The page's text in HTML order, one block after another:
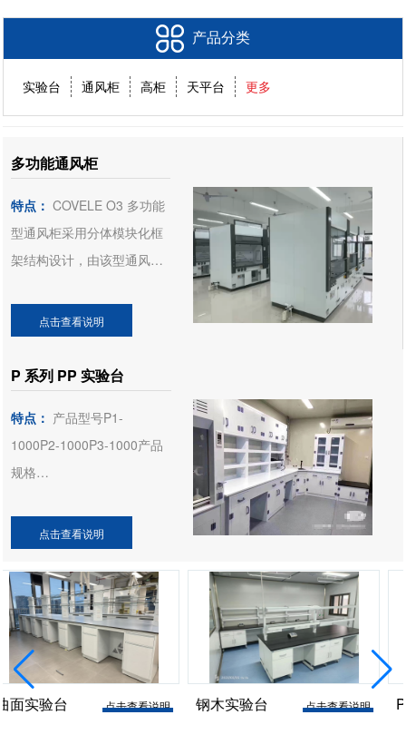
产品分类
实验台 通风柜 高柜 天平台 更多
多功能通风柜
特点： COVELE O3 多功能
型通风柜采用分体模块化框
架结构设计，由该型通风柜
风、防爆通风柜、智能通风
柜、双风幕智能补风型通风
柜等，同时可根据不同需求
选择相应的前框架、面板、
内衬板、台面、控制系统、
下柜来满足各类实验室要
求。视窗采用模具成型合金
极停留的同时可增配左右玻
行、下降无极调速，移动门
上行下降无噪音，并设有防
夹手功能保护实验人员安
全。前立柱预留有通道方便
安装水、电、气路管道，内
点击查看说明
P 系列 PP 实验台
特点： 产品型号P1-
1000P2-1000P3-1000产品
规格
1000L*750W*800H1000L*750W*800H1000L*750W*800H
柜型选择落地柜落地柜落地
柜柜体材质8mm 实厚 PP 板
材8mm 实厚 PP 板材8mm
实厚 PP 板材柜体结构拆装
式整体焊接式整体焊接式柜
门拉手PP 拉手PP 拉手隐藏
式柜门拉手台面选配理化板 /
陶瓷板 / 环氧树脂板理化板 /
点击查看说明
点击查看说明 钢木实验台 点击查看说明 P 系列